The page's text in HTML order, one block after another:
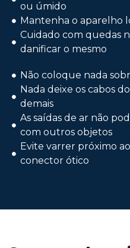
ou úmido
Mantenha o aparelho
Cuidado com quedas
danificar o mesmo
Não coloque nada
Nada deixe os cabos
demais
As saídas de ar não
com outros objetos
Evite varrer próximo
conector ótico